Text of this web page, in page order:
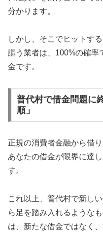
分かります。
しかし、そこでヒットす
謳う業者は、100%の確率
金です。
普代村で借金問題に
順」
正規の消費者金融から借
あなたの借金が限界に達
す。
これ以上、普代村で新し
ら足を踏み入れるような
は、新たな借金ではなく